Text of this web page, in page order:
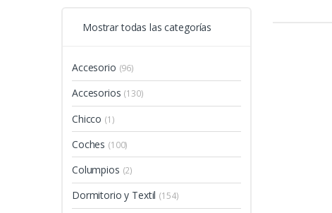
Mostrar todas las categorías
Accesorio (96)
Accesorios (130)
Chicco (1)
Coches (100)
Columpios (2)
Dormitorio y Textil (154)